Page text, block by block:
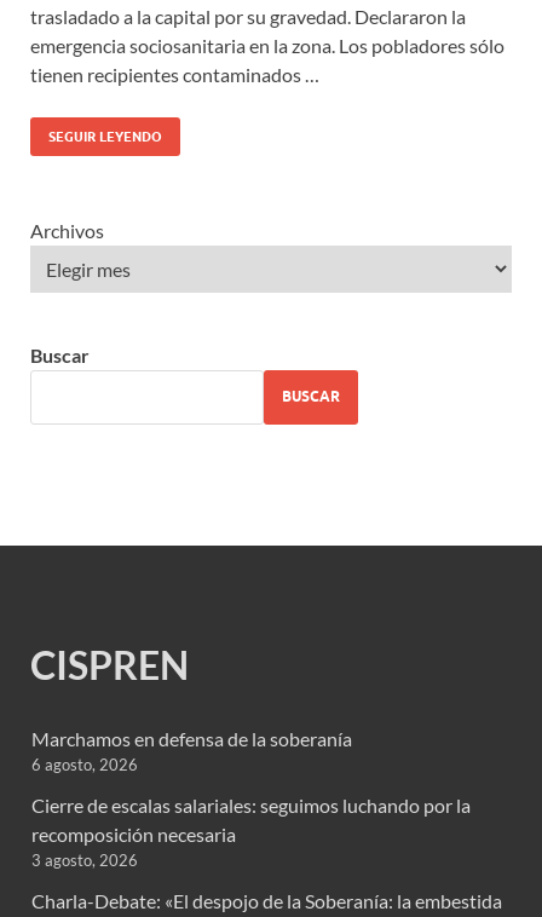
trasladado a la capital por su gravedad. Declararon la
emergencia sociosanitaria en la zona. Los pobladores sólo
tienen recipientes contaminados …
SEGUIR LEYENDO
Archivos
Buscar
BUSCAR
CISPREN
Marchamos en defensa de la soberanía
6 agosto, 2026
Cierre de escalas salariales: seguimos luchando por la
recomposición necesaria
3 agosto, 2026
Charla-Debate: «El despojo de la Soberanía: la embestida